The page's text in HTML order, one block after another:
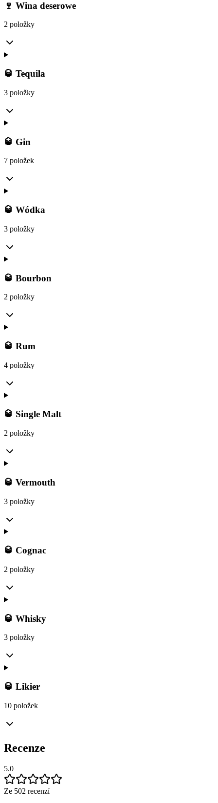
🍷 Wina deserowe
2 položky
🥃 Tequila
3 položky
🥃 Gin
7 položek
🥃 Wódka
3 položky
🥃 Bourbon
2 položky
🥃 Rum
4 položky
🥃 Single Malt
2 položky
🥃 Vermouth
3 položky
🥃 Cognac
2 položky
🥃 Whisky
3 položky
🥃 Likier
10 položek
Recenze
5.0
Ze 502 recenzí